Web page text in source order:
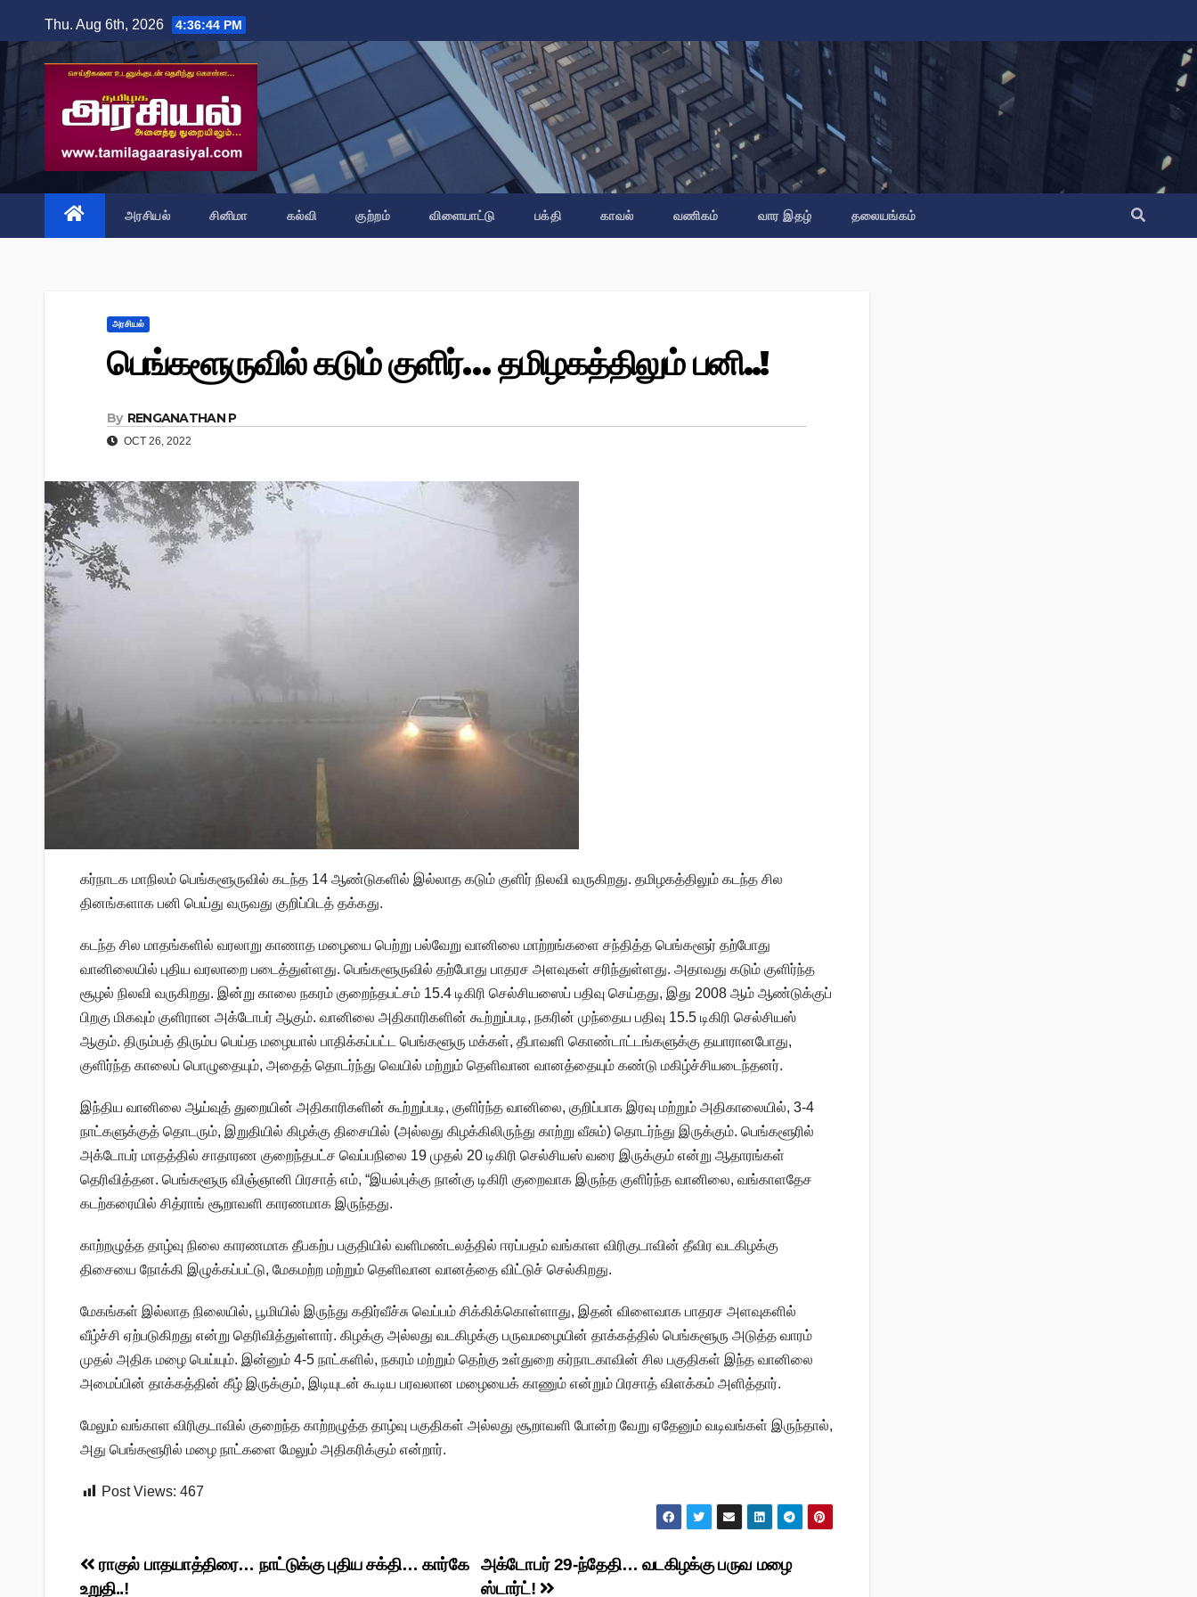
to
content
Thu. Aug 6th, 2026 4:36:45 PM
அரசியல் சினிமா கல்வி குற்றம் விளையாட்டு பக்தி காவல் வணிகம் வார இதழ் தலையங்கம்
அரசியல்
பெங்களூருவில் கடும் குளிர்… தமிழகத்திலும் பனி..!
By RENGANATHAN P
OCT 26, 2022
கர்நாடக மாநிலம் பெங்களூருவில் கடந்த 14 ஆண்டுகளில் இல்லாத கடும் குளிர் நிலவி வருகிறது. தமிழகத்திலும் கடந்த சில
தினங்களாக பனி பெய்து வருவது குறிப்பிடத் தக்கது.
கடந்த சில மாதங்களில் வரலாறு காணாத மழையை பெற்று பல்வேறு வானிலை மாற்றங்களை சந்தித்த பெங்களூர் தற்போது
வானிலையில் புதிய வரலாறை படைத்துள்ளது. பெங்களூருவில் தற்போது பாதரச அளவுகள் சரிந்துள்ளது. அதாவது கடும் குளிர்ந்த
சூழல் நிலவி வருகிறது. இன்று காலை நகரம் குறைந்தபட்சம் 15.4 டிகிரி செல்சியஸைப் பதிவு செய்தது, இது 2008 ஆம் ஆண்டுக்குப்
பிறகு மிகவும் குளிரான அக்டோபர் ஆகும். வானிலை அதிகாரிகளின் கூற்றுப்படி, நகரின் முந்தைய பதிவு 15.5 டிகிரி செல்சியஸ்
ஆகும். திரும்பத் திரும்ப பெய்த மழையால் பாதிக்கப்பட்ட பெங்களூரு மக்கள், தீபாவளி கொண்டாட்டங்களுக்கு தயாரானபோது,
குளிர்ந்த காலைப் பொழுதையும், அதைத் தொடர்ந்து வெயில் மற்றும் தெளிவான வானத்தையும் கண்டு மகிழ்ச்சியடைந்தனர்.
இந்திய வானிலை ஆய்வுத் துறையின் அதிகாரிகளின் கூற்றுப்படி, குளிர்ந்த வானிலை, குறிப்பாக இரவு மற்றும் அதிகாலையில், 3-4
நாட்களுக்குத் தொடரும், இறுதியில் கிழக்கு திசையில் (அல்லது கிழக்கிலிருந்து காற்று வீசும்) தொடர்ந்து இருக்கும். பெங்களூரில்
அக்டோபர் மாதத்தில் சாதாரண குறைந்தபட்ச வெப்பநிலை 19 முதல் 20 டிகிரி செல்சியஸ் வரை இருக்கும் என்று ஆதாரங்கள்
தெரிவித்தன. பெங்களூரு விஞ்ஞானி பிரசாத் எம், “இயல்புக்கு நான்கு டிகிரி குறைவாக இருந்த குளிர்ந்த வானிலை, வங்காளதேச
கடற்கரையில் சித்ராங் சூறாவளி காரணமாக இருந்தது.
காற்றழுத்த தாழ்வு நிலை காரணமாக தீபகற்ப பகுதியில் வளிமண்டலத்தில் ஈரப்பதம் வங்காள விரிகுடாவின் தீவிர வடகிழக்கு
திசையை நோக்கி இழுக்கப்பட்டு, மேகமற்ற மற்றும் தெளிவான வானத்தை விட்டுச் செல்கிறது.
மேகங்கள் இல்லாத நிலையில், பூமியில் இருந்து கதிர்வீச்சு வெப்பம் சிக்கிக்கொள்ளாது, இதன் விளைவாக பாதரச அளவுகளில்
வீழ்ச்சி ஏற்படுகிறது என்று தெரிவித்துள்ளார். கிழக்கு அல்லது வடகிழக்கு பருவமழையின் தாக்கத்தில் பெங்களூரு அடுத்த வாரம்
முதல் அதிக மழை பெய்யும். இன்னும் 4-5 நாட்களில், நகரம் மற்றும் தெற்கு உள்துறை கர்நாடகாவின் சில பகுதிகள் இந்த வானிலை
அமைப்பின் தாக்கத்தின் கீழ் இருக்கும், இடியுடன் கூடிய பரவலான மழையைக் காணும் என்றும் பிரசாத் விளக்கம் அளித்தார்.
மேலும் வங்காள விரிகுடாவில் குறைந்த காற்றழுத்த தாழ்வு பகுதிகள் அல்லது சூறாவளி போன்ற வேறு ஏதேனும் வடிவங்கள் இருந்தால்,
அது பெங்களூரில் மழை நாட்களை மேலும் அதிகரிக்கும் என்றார்.
Post Views: 467
Post
அக்டோபர் 29-ந்தேதி… வடகிழக்கு பருவ மழை
ஸ்டார்ட்!
ராகுல் பாதயாத்திரை… நாட்டுக்கு புதிய சக்தி… கார்கே
உறுதி..!